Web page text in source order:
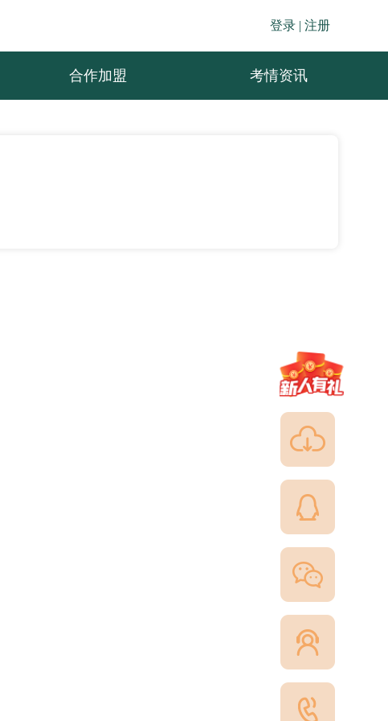
登录 | 注册
合作加盟 考情资讯